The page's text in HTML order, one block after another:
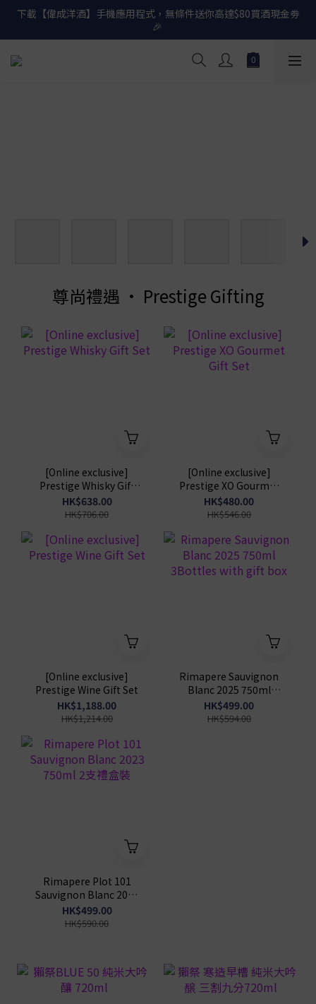
網店購滿 $500 即享免費送貨服務📦
下載【偉成洋酒】手機應用程式，無條件送你高達$80買酒現金劵
🎉
網店購滿 $500 即享免費送貨服務📦
尊尚禮遇 • Prestige Gifting
[Online exclusive]
Prestige Whisky Gift
Set
HK$638.00
HK$706.00
[Online exclusive]
Prestige XO Gourmet
Gift Set
HK$480.00
HK$546.00
[Online exclusive]
Prestige Wine Gift Set
HK$1,188.00
HK$1,214.00
Rimapere Sauvignon
Blanc 2025 750ml
3Bottles with gift box
HK$499.00
HK$594.00
Rimapere Plot 101
Sauvignon Blanc 2023
750ml 2支禮盒裝
HK$499.00
HK$590.00